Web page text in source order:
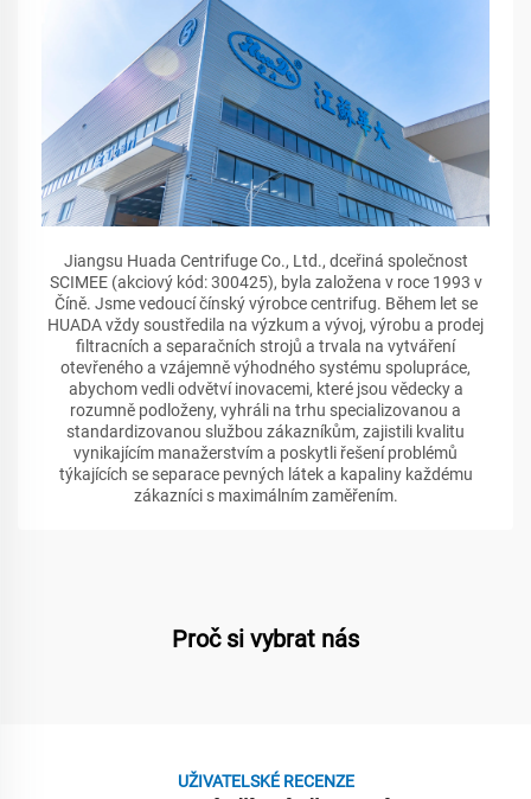
Jiangsu Huada Centrifuge Co., Ltd., dceřiná společnost
SCIMEE (akciový kód: 300425), byla založena v roce 1993 v
Číně. Jsme vedoucí čínský výrobce centrifug. Během let se
HUADA vždy soustředila na výzkum a vývoj, výrobu a prodej
filtracních a separačních strojů a trvala na vytváření
otevřeného a vzájemně výhodného systému spolupráce,
abychom vedli odvětví inovacemi, které jsou vědecky a
rozumně podloženy, vyhráli na trhu specializovanou a
standardizovanou službou zákazníkům, zajistili kvalitu
vynikajícím manažerstvím a poskytli řešení problémů
týkajících se separace pevných látek a kapaliny každému
zákazníci s maximálním zaměřením.
Proč si vybrat nás
UŽIVATELSKÉ RECENZE